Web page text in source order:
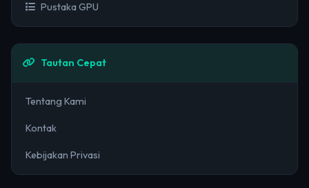
Pustaka GPU
Tautan Cepat
Tentang Kami
Kontak
Kebijakan Privasi